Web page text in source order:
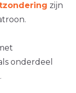
zijn
onderdeel